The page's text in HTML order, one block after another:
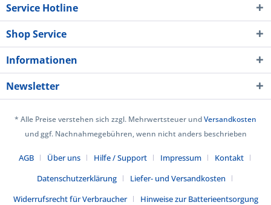
Service Hotline
Shop Service
Informationen
Newsletter
* Alle Preise verstehen sich zzgl. Mehrwertsteuer undVersandkosten
und ggf. Nachnahmegebühren, wenn nicht anders beschrieben
AGB Über uns Hilfe / Support Impressum
Kontakt
Datenschutzerklärung
Liefer- und Versandkosten
Widerrufsrecht für Verbraucher
Hinweise zur Batterieentsorgung